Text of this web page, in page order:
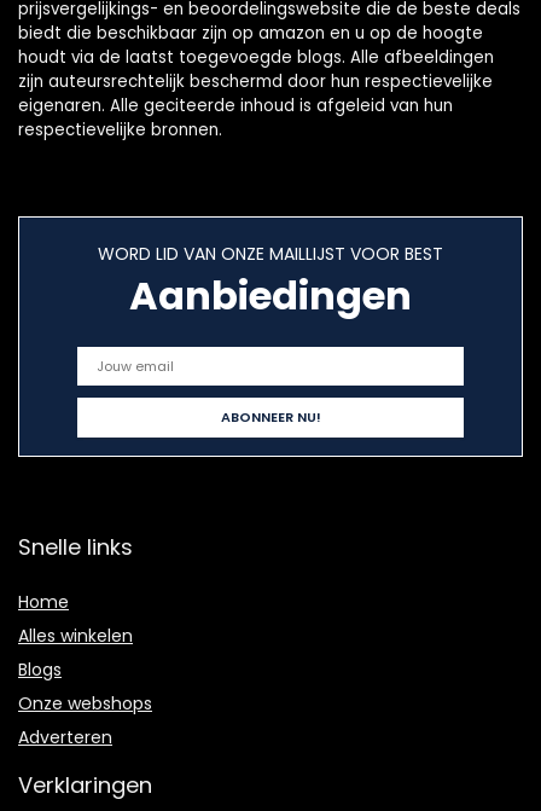
prijsvergelijkings- en beoordelingswebsite die de beste deals
biedt die beschikbaar zijn op amazon en u op de hoogte
houdt via de laatst toegevoegde blogs. Alle afbeeldingen
zijn auteursrechtelijk beschermd door hun respectievelijke
eigenaren. Alle geciteerde inhoud is afgeleid van hun
respectievelijke bronnen.
WORD LID VAN ONZE MAILLIJST VOOR BEST
Aanbiedingen
Snelle links
Home
Alles winkelen
Blogs
Onze webshops
Adverteren
Verklaringen